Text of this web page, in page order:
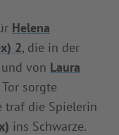
Helena
2, die in der
von Laura
sorgte
traf die Spielerin
ins Schwarze.